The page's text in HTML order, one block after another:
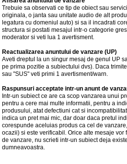
Trebuie sa observati ce tip de obiect sau
originala, o janta sau unitate audio de alt
legatura cu domeniul auto) si sa il incadrati
structura si postati mesajul intr-o categorie
moderator si veti lua 1 avertisment.
Reactualizarea anuntului de vanzare (UP)
Aveti dreptul la un singur mesaj de genul UP
pe prima pozitie a subiectului dvs). Daca
sau "SUS" veti primi 1 avertisment/warn.
Raspunsuri acceptate intr-un anunt de
Intr-un subiect ce are ca scop vanzarea unui
pentru a cere mai multe informatii, pentru a
produsului, atat defectiuni cat si
indica un pret mai mic, dar doar daca pretul
corespunde aceluias produs ca cel de
ocazii) si este verificabil. Orice alte mesaje vor
de vanzare, nu scrieti intr-un subiect deja
dumneavoastra.